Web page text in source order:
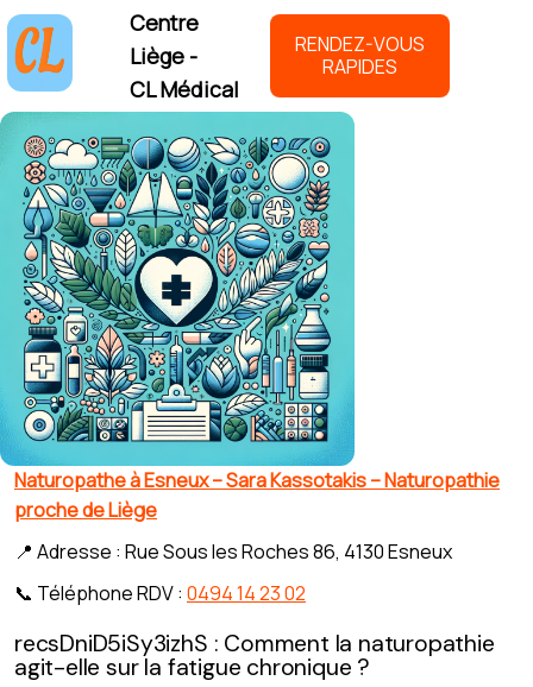
Centre
Liège -
CL Médical
RENDEZ-VOUS
RAPIDES
Naturopathe à Esneux – Sara Kassotakis – Naturopathie
proche de Liège
📍 Adresse : Rue Sous les Roches 86, 4130 Esneux
📞 Téléphone RDV : 0494 14 23 02
recsDniD5iSy3izhS : Comment la naturopathie
agit-elle sur la fatigue chronique ?